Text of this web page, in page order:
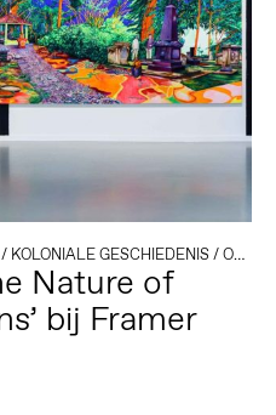
KOLONIALE GESCHIEDENIS /OMSTREDEN ERFGOED
Nature of
bij Framer